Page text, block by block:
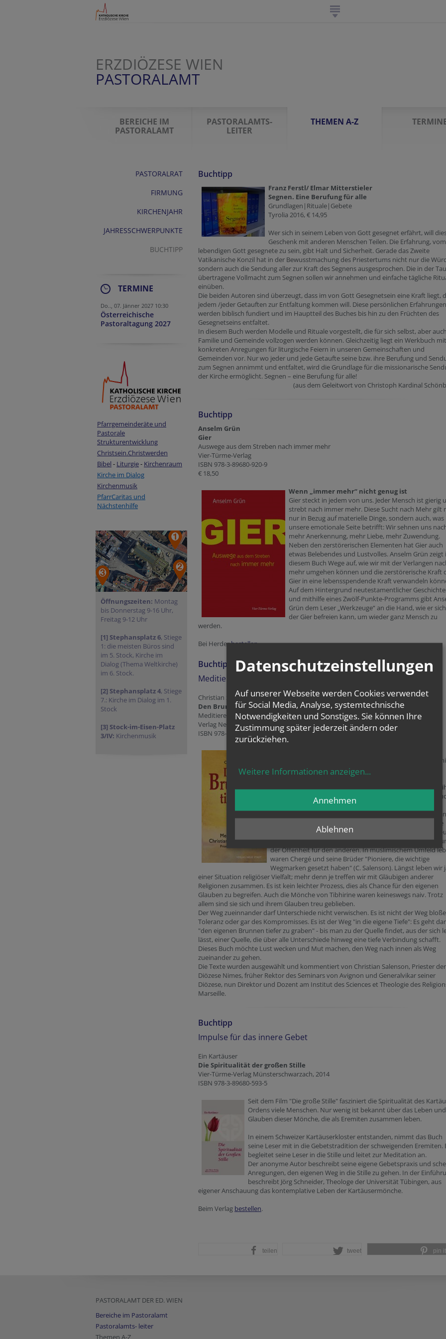
ERZDIÖZESE WIEN
PASTORALAMT
BEREICHE IM
PASTORALAMT
PASTORALAMTS-
LEITER
THEMEN A-Z
PASTORALRAT
FIRMUNG
KIRCHENJAHR
JAHRESSCHWERPUNKTE
BUCHTIPP
TERMINE
Do.., 07. Jänner 2027 10:30
Österreichische
Pastoraltagung 2027
Pfarrgemeinderäte und
Pastorale
Strukturentwicklung
Christsein.Christwerden
Bibel - Liturgie- Kirchenraum
Kirche im Dialog
Kirchenmusik
PfarrCaritas und
Nächstenhilfe
Öffnungszeiten: Montag
bis Donnerstag 9-16 Uhr,
Freitag 9-12 Uhr
[1] Stephansplatz 6, Stiege
1: die meisten Büros sind
im 5. Stock, Kirche im
Dialog (Thema Weltkirche)
im 6. Stock.
[2] Stephansplatz 4, Stiege
7.: Kirche im Dialog im 1.
Stock
[3] Stock-im-Eisen-Platz
3/IV: Kirchenmusik
Buchtipp
Franz Ferstl/ Elmar Mitterstieler
Segnen. Eine Berufung für alle
Grundlagen|Rituale|Gebete
Tyrolia 2016, € 14,95
Wer sich in seinem Leben von Gott gesegnet erfährt, will
Geschenk mit anderen Menschen Teilen. Die Erfahrung, vom
lebendigen Gott gesegnete zu sein, gibt Halt und Sicherheit. Gerade das Zweite
Vatikanische Konzil hat in der Bewusstmachung des Priestertums nicht nur die
sondern auch die Sendung aller zur Kraft des Segnens ausgesprochen. Die in der
übertragene Vollmacht zum Segnen sollen wir annehmen und einfache tägliche
einüben.
Die beiden Autoren sind überzeugt, dass im von Gott Gesegnetsein eine Kraft liegt,
jedem /jeder Getauften zur Entfaltung kommen will. Diese persönlichen Erfahrungen
werden biblisch fundiert und im Hauptteil des Buches bis hin zu den Früchten des
Gesegnetseins entfaltet.
In diesem Buch werden Modelle und Rituale vorgestellt, die für sich selbst, aber
Familie und Gemeinde vollzogen werden können. Gleichzeitig liegt ein Werkbuch mit
konkreten Anregungen für liturgische Feiern in unseren Gemeinschaften und
Gemeinden vor. Nur wo jeder und jede Getaufte seine bzw. ihre Berufung und
zum Segnen annimmt und entfaltet, wird die Grundlage für die missionarische
der Kirche ermöglicht. Segnen – eine Berufung für alle!
(aus dem Geleitwort von Christoph Kardinal
Buchtipp
Anselm Grün
Gier
Auswege aus dem Streben nach immer mehr
Vier-Türme-Verlag
ISBN 978-3-89680-920-9
€ 18,50
Wenn „immer mehr“ nicht genug ist
Gier steckt in jedem von uns. Jeder Mensch ist gierig
strebt nach immer mehr. Diese Sucht nach Mehr gilt
nur in Bezug auf materielle Dinge, sondern auch, was
unsere emotionale Seite betrifft: Wir sehnen uns
mehr Anerkennung, mehr Liebe, mehr Zuwendung.
Neben den zerstörerischen Elementen hat Gier auch
etwas Belebendes und Lustvolles. Anselm Grün zeigt
diesem Buch Wege auf, wie wir mit der Verlangen
mehr umgehen können und die zerstörerische Kraft
Gier in eine lebensspendende Kraft verwandeln
Auf dem Hintergrund neutestamentlicher
und mithilfe eines Zwölf-Punkte-Programms gibt
Grün dem Leser „Werkzeuge“ an die Hand, wie er
der Gier befreien kann, um wieder ganz Mensch zu
werden.
Bei Herderbestellen
Buchtipp
Meditieren mit dem Prior der Mönche von Tibhirine
Christian Salenson
Den Brunnen tiefer graben
Meditieren mit Christian de Chergé. Prior der Mönche von Tibhirine
Verlag Neue Stadt
ISBN 978-3-87996-910-4
weltweit bekannt durch die Entführung und die bis heute
geklärte Ermordung von sieben Mönchen im Jahr 1996,
darunter der Prior, Christian de Chergé. Ein viel beachteter
französischer Kinofilm ("Von Menschen und Göttern") hat
Leben in einem muslimischen Umfeld neu in den Blick
In diesem Buch werden der Prior und seine Spiritualität
vorgestellt. Nach einem Überblick über sein Leben
Quellen in den Blick, aus denen Chergé geschöpft hat. Viele
Begriffe erscheinen in einem neuen Licht: Gebet, Liebe,
Umkehr, Zeugnis ... Es ist eine Spiritualität der Begegnung
der Offenheit für den anderen. In muslimischem Umfeld
waren Chergé und seine Brüder "Pioniere, die wichtige
Wegmarken gesetzt haben" (C. Salenson). Längst leben wir
einer Situation religiöser Vielfalt; mehr denn je treffen wir mit Gläubigen anderer
Religionen zusammen. Es ist kein leichter Prozess, dies als Chance für den eigenen
Glauben zu begreifen. Auch die Mönche von Tibhirine waren keineswegs naiv. Trotz
allem sind sie sich und ihrem Glauben treu geblieben.
Der Weg zueinnander darf Unterschiede nicht verwischen. Es ist nicht der Weg
Toleranz oder gar des Kompromisses. Es ist der Weg "in die eigene Tiefe": Es geht
"den eigenen Brunnen tiefer zu graben" - bis man zu der Quelle findet, aus der sich
lässt, einer Quelle, die über alle Unterschiede hinweg eine tiefe Verbindung schafft.
Dieses Buch möchte Lust wecken und Mut machen, den Weg nach innen als Weg
zueinander zu gehen.
Die Texte wurden ausgewählt und kommentiert von Christian Salenson, Priester der
Diözese Nimes, früher Rektor des Seminars von Avignon und Generalvikar seiner
Diözese, nun Direktor und Dozent am Institut des Sciences et Theologie des
Marseille.
Buchtipp
Impulse für das innere Gebet
Ein Kartäuser
Die Spiritualität der großen Stille
Vier-Türme-Verlag Münsterschwarzach, 2014
ISBN 978-3-89680-593-5
Seit dem Film "Die große Stille" fasziniert die Spiritualität des
Ordens viele Menschen. Nur wenig ist bekannt über das Leben
Glauben dieser Mönche, die als Eremiten zusammen leben.
In einem Schweizer Kartäuserkloster entstanden, nimmt das Buch
seine Leser mit in die Gebetstradition der schweigenden Eremiten.
begleitet seine Leser in die Stille und leitet zur Meditation an.
Der anonyme Autor beschreibt seine eigene Gebetspraxis und
Anregungen, den eigenen Weg in die Stille zu gehen. In der
beschreibt Jörg Schneider, Theologe der Universität Tübingen, aus
eigener Anschauung das kontemplative Leben der Kartäusermönche.
Beim Verlag bestellen.
teilen tweet pin it
PASTORALAMT DER ED. WIEN
Bereiche im Pastoralamt
Pastoralamts- leiter
Themen A-Z
Datenschutzeinstellungen
Auf unserer Webseite werden Cookies verwendet
für Social Media, Analyse, systemtechnische
Notwendigkeiten und Sonstiges. Sie können Ihre
Zustimmung später jederzeit ändern oder
zurückziehen.
Weitere Informationen anzeigen...
Ablehnen
Annehmen